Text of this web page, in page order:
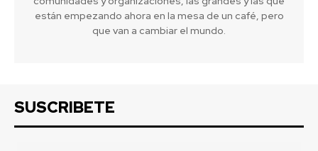
están empezando ahora en la mesa de un café, pero
que van a cambiar el mundo.
SUSCRIBETE